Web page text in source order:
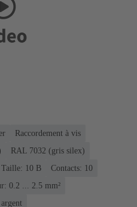
Raccordement à vis
RAL 7032 (gris silex)
Taille: 10 B
Contacts: 10
0.2 ... 2.5 mm²